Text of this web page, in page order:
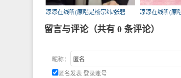
凉凉在线听(原唱是杨宗纬/张碧
晨)，姣姣【财神首徒】演唱点
凉凉在线听(原
晨)，河南天磷
留言与评论（共有 0 条评论）
昵称：
匿名发表 登录账号